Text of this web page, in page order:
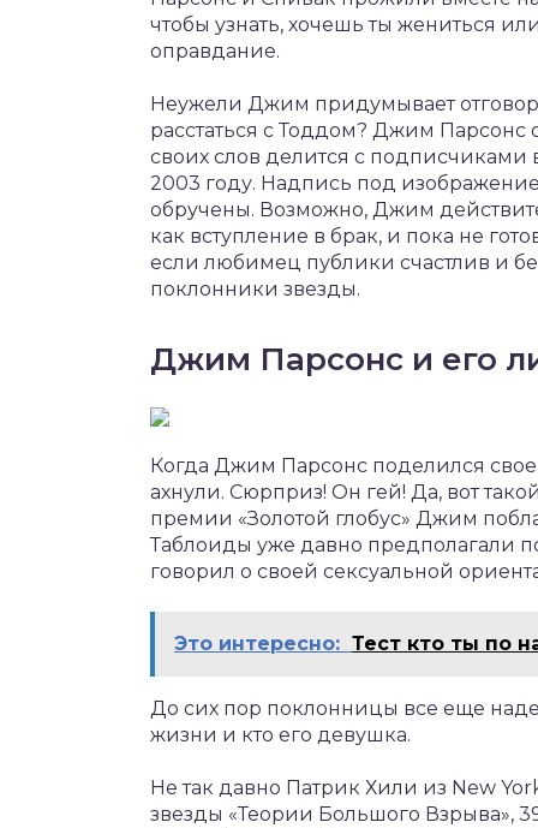
чтобы узнать, хочешь ты жениться
оправдание.
Неужели Джим придумывает
расстаться с Тоддом? Джим Парсонс
своих слов делится с
2003 году. Надпись под
обручены. Возможно, Джим
как вступление в брак, и пока не
если любимец публики счастлив и
поклонники звезды.
Джим Парсонс и его
Когда Джим Парсонс поделился
ахнули. Сюрприз! Он гей! Да, вот
премии «Золотой глобус» Джим
Таблоиды уже давно предполагали
говорил о своей сексуальной
Это интересно: Тест кто ты по
До сих пор поклонницы все еще
жизни и кто его девушка.
Не так давно Патрик Хили из New
звезды «Теории Большого Взрыва»,